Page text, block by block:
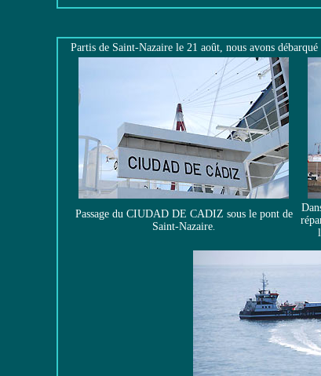
Partis de Saint-Nazaire le 21 août, nous avons
Passage du CIUDAD DE CADIZ sous le pont de
Saint-Nazaire.